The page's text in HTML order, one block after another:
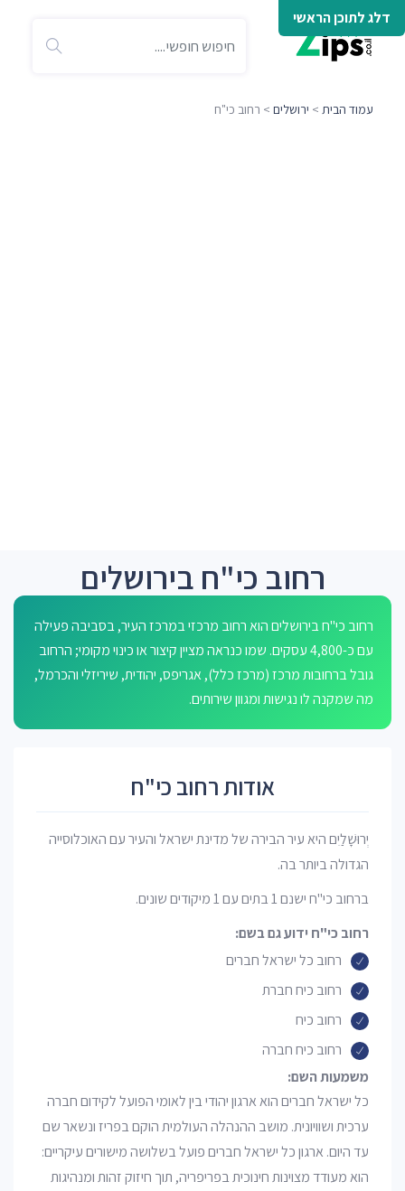
דלג לתוכן הראשי
עמוד הבית > ירושלים > רחוב כי"ח
רחוב כי"ח בירושלים
רחוב כי"ח בירושלים הוא רחוב מרכזי במרכז העיר, בסביבה פעילה
עם כ-4,800 עסקים. שמו כנראה מציין קיצור או כינוי מקומי; הרחוב
גובל ברחובות מרכז (מרכז כלל), אגריפס, יהודית, שיריזלי והכרמל,
מה שמקנה לו נגישות ומגוון שירותים.
אודות רחוב כי"ח
יְרוּשָׁלַיִם היא עיר הבירה של מדינת ישראל והעיר עם האוכלוסייה
הגדולה ביותר בה.
ברחוב כי"ח ישנם 1 בתים עם 1 מיקודים שונים.
רחוב כי"ח ידוע גם בשם:
רחוב כל ישראל חברים
רחוב כיח חברת
רחוב כיח
רחוב כיח חברה
משמעות השם:
כל ישראל חברים הוא ארגון יהודי בין לאומי הפועל לקידום חברה
ערכית ושוויונית. מושב ההנהלה העולמית הוקם בפריז ונשאר שם
עד היום. ארגון כל ישראל חברים פועל בשלושה מישורים עיקריים:
הוא מעודד מצוינות חינוכית בפריפריה, תוך חיזוק זהות ומנהיגות